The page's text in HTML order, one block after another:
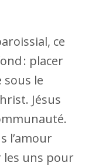
ce
: placer
le
Jésus
l’amour
les uns pour